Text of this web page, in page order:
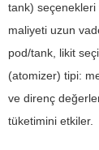
tank) seçenekleri
maliyeti uzun
pod/tank, likit
(atomizer) tipi:
ve direnç
tüketimini etkiler.